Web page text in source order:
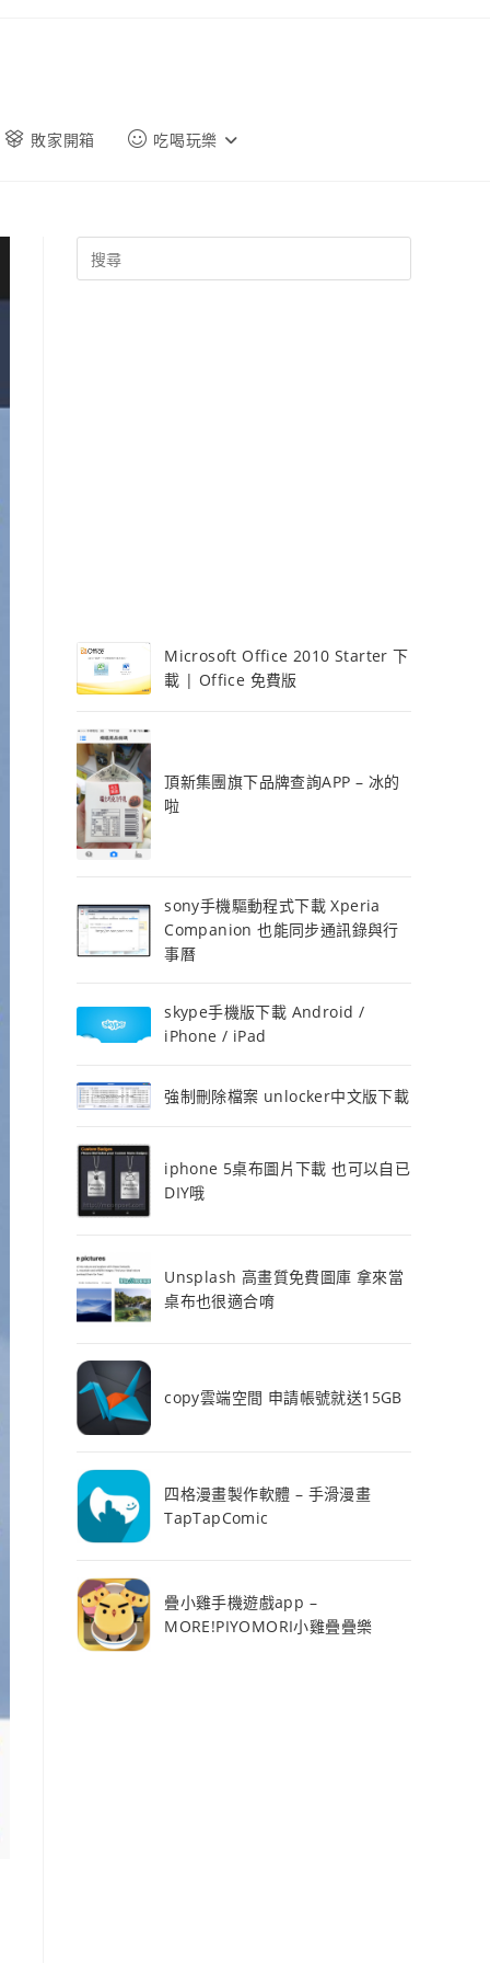
敗家開箱 吃喝玩樂
Microsoft Office 2010 Starter 下
載 | Office 免費版
頂新集團旗下品牌查詢APP – 冰的
啦
sony手機驅動程式下載 Xperia
Companion 也能同步通訊錄與行
事曆
skype手機版下載 Android /
iPhone / iPad
強制刪除檔案 unlocker中文版下載
iphone 5桌布圖片下載 也可以自已
DIY哦
Unsplash 高畫質免費圖庫 拿來當
桌布也很適合唷
copy雲端空間 申請帳號就送15GB
四格漫畫製作軟體 – 手滑漫畫
TapTapComic
疊小雞手機遊戲app –
MORE!PIYOMORI小雞疊疊樂